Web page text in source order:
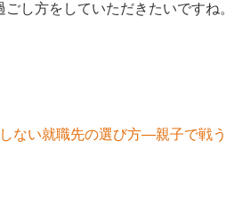
し方をしていただきたいですね。
ない就職先の選び方―親子で戦う